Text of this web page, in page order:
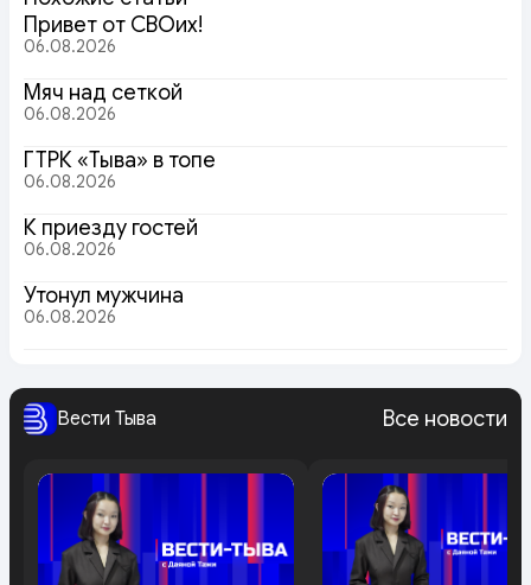
Привет от СВОих!
06.08.2026
Мяч над сеткой
06.08.2026
ГТРК «Тыва» в топе
06.08.2026
К приезду гостей
06.08.2026
Утонул мужчина
06.08.2026
Вести Тыва Все новости